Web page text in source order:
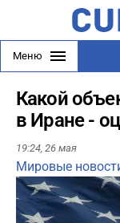
Меню
Какой
в Иране -
19:24, 26 мая
Мировые